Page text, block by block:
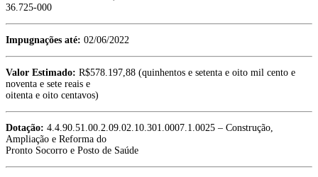
36.725-000
Impugnações até: 02/06/2022
Valor Estimado: R$578.197,88 (quinhentos e setenta e oito mil cento e
noventa e sete reais e
oitenta e oito centavos)
Dotação: 4.4.90.51.00.2.09.02.10.301.0007.1.0025 – Construção,
Ampliação e Reforma do
Pronto Socorro e Posto de Saúde